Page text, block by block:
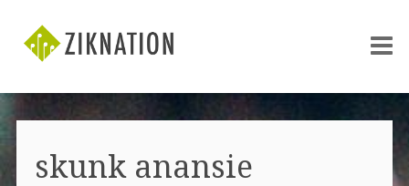
skunk anansie